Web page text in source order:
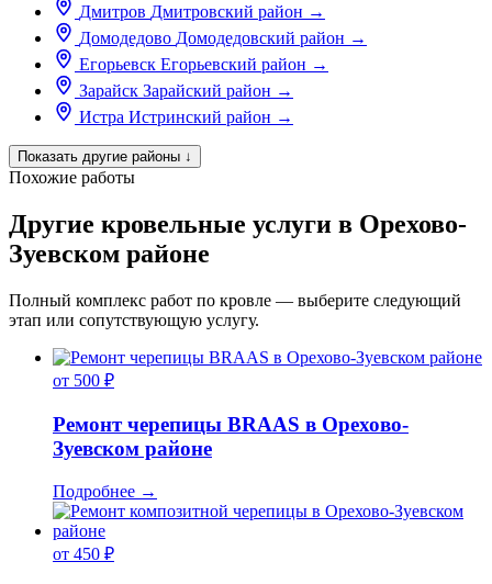
Дмитров Дмитровский район →
Домодедово Домодедовский район →
Егорьевск Егорьевский район →
Зарайск Зарайский район →
Истра Истринский район →
Показать другие районы ↓
Похожие работы
Другие кровельные услуги в Орехово-
Зуевском районе
Полный комплекс работ по кровле — выберите следующий
этап или сопутствующую услугу.
от 500 ₽
Ремонт черепицы BRAAS в Орехово-
Зуевском районе
Подробнее →
от 450 ₽